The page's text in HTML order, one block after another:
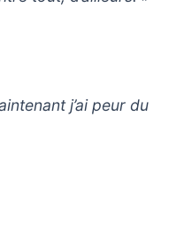
j’ai peur du